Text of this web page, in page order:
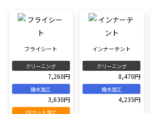
フライシート
クリーニング
7,260円
撥水加工
3,630円
UVカット加工
インナーテント
クリーニング
8,470円
撥水加工
4,235円